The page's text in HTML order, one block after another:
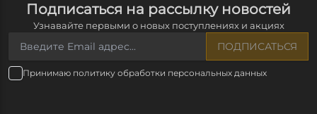
Подписаться на рассылку новостей
Узнавайте первыми о новых поступлениях и акциях
ПОДПИСАТЬСЯ
Принимаю политику обработки персональных данных